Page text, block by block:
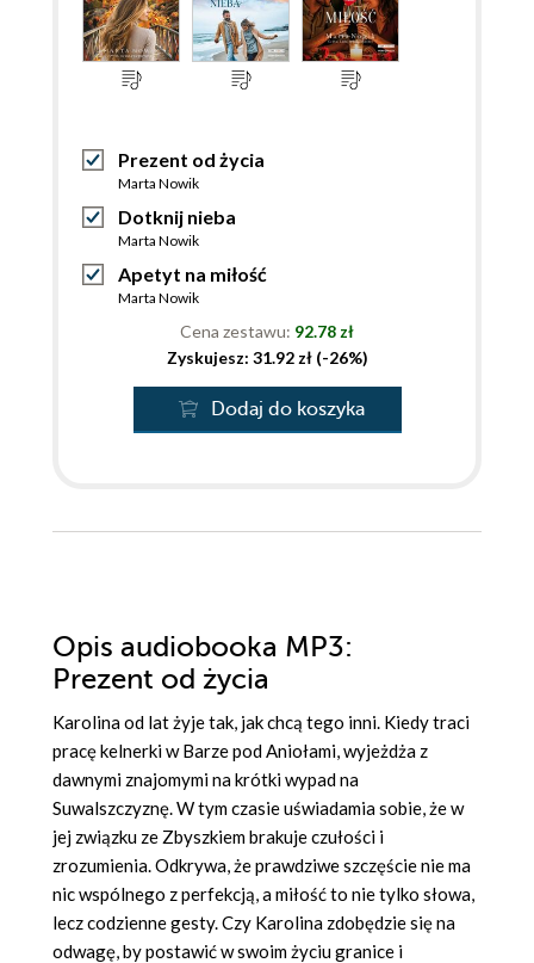
Prezent od życia
Marta Nowik
Dotknij nieba
Marta Nowik
Apetyt na miłość
Marta Nowik
Cena zestawu: 92.78 zł
Zyskujesz: 31.92 zł (-26%)
Dodaj do koszyka
Opis audiobooka MP3:
Prezent od życia
Karolina od lat żyje tak, jak chcą tego inni. Kiedy traci
pracę kelnerki w Barze pod Aniołami, wyjeżdża z
dawnymi znajomymi na krótki wypad na
Suwalszczyznę. W tym czasie uświadamia sobie, że w
jej związku ze Zbyszkiem brakuje czułości i
zrozumienia. Odkrywa, że prawdziwe szczęście nie ma
nic wspólnego z perfekcją, a miłość to nie tylko słowa,
lecz codzienne gesty. Czy Karolina zdobędzie się na
odwagę, by postawić w swoim życiu granice i